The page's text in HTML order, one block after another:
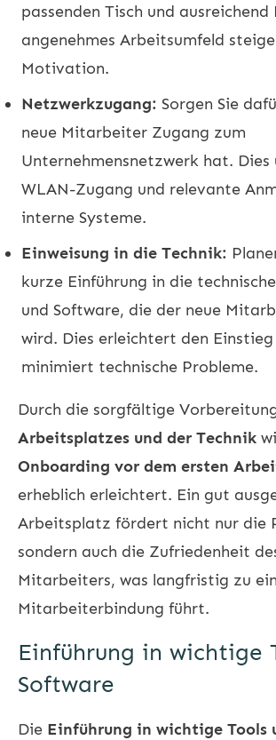
passenden Tisch und ausreichend
angenehmes Arbeitsumfeld
Motivation.
Netzwerkzugang: Sorgen Sie
neue Mitarbeiter Zugang zum
Unternehmensnetzwerk hat. Dies
WLAN-Zugang und relevante
interne Systeme.
Einweisung in die Technik:
kurze Einführung in die
und Software, die der neue
wird. Dies erleichtert den Einstieg
minimiert technische Probleme.
Durch die sorgfältige
Arbeitsplatzes und der Technik
Onboarding vor dem ersten
erheblich erleichtert. Ein gut
Arbeitsplatz fördert nicht nur die
sondern auch die Zufriedenheit
Mitarbeiters, was langfristig zu
Mitarbeiterbindung führt.
Einführung in wichtige
Software
Die Einführung in wichtige Tools